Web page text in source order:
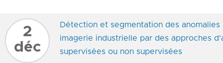
2
déc
Détection et segmentation des
imagerie industrielle par des approches
supervisées ou non supervisées